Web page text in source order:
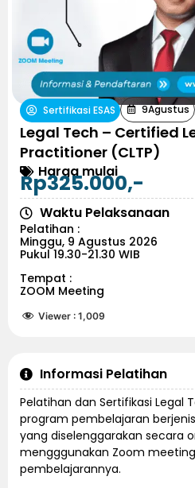
Sertifikasi ESAS 9Agustus
Legal Tech – Certified
Practitioner (CLTP)
Harga mulai
Rp325.000,-
Waktu Pelaksanaan
Pelatihan :
Minggu, 9 Agustus 2026
Pukul 19.30-21.30 WIB
Tempat :
ZOOM Meeting
Viewer : 1,009
Informasi Pelatihan
Pelatihan dan Sertifikasi Legal
program pembelajaran
yang diselenggarakan secara
mengggunakan Zoom
pembelajarannya.